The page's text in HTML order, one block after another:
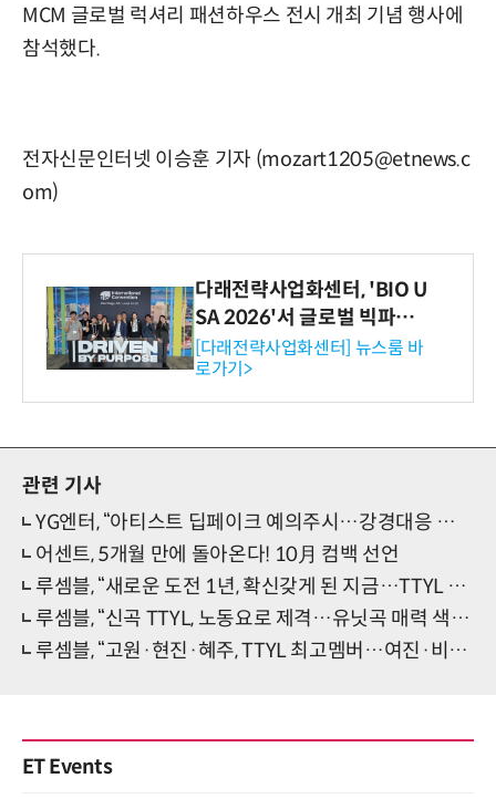
MCM 글로벌 럭셔리 패션하우스 전시 개최 기념 행사에
참석했다.
전자신문인터넷 이승훈 기자 (mozart1205@etnews.c
om)
다래전략사업화센터, 'BIO U
SA 2026'서 글로벌 빅파마
와의 비즈니스 미팅 지원…K
-바이오 해외 진출 교두보 확
보
[다래전략사업화센터] 뉴스룸 바
로가기>
관련 기사
YG엔터, “아티스트 딥페이크 예의주시…강경대응 할 것”(공식)
어센트, 5개월 만에 돌아온다! 10月 컴백 선언
루셈블, “새로운 도전 1년, 확신갖게 된 지금…TTYL 자신있어”(인터뷰④)
루셈블, “신곡 TTYL, 노동요로 제격…유닛곡 매력 색달라”(인터뷰③)
루셈블, “고원·현진·혜주, TTYL 최고멤버…여진·비비 성장면모”(인터뷰②)
ET Events